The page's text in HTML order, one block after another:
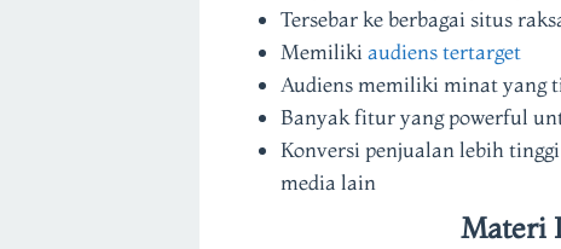
Tersebar ke berbagai situs
Memiliki audiens tertarget
Audiens memiliki minat yang
Banyak fitur yang powerful
Konversi penjualan lebih
media lain
Materi